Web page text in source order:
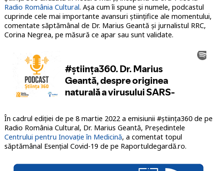
Radio România Cultural. Așa cum îi spune și numele, podcastul
cuprinde cele mai importante avansuri științifice ale momentului,
comentate săptămânal de Dr. Marius Geantă și jurnalistul RRC,
Corina Negrea, pe măsură ce apar sau sunt validate.
În cadrul ediției de pe 8 martie 2022 a emisiunii #știința360 de pe
Radio România Cultural, Dr. Marius Geantă, Președintele
Centrului pentru Inovație în Medicină, a comentat topul
săptămânal Esențial Covid-19 de pe Raportuldegardă.ro.